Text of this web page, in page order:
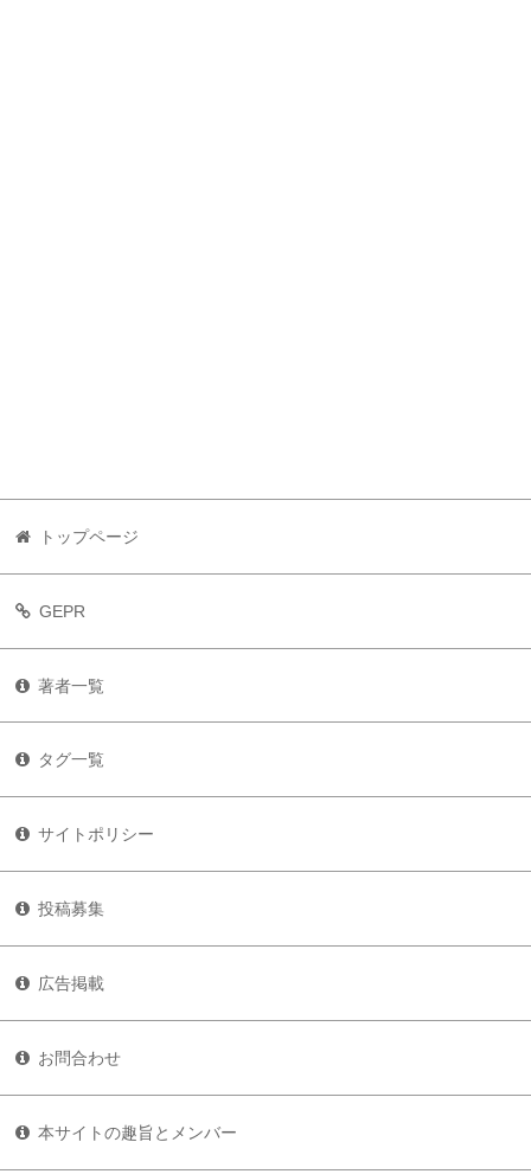
トップページ
GEPR
著者一覧
タグ一覧
サイトポリシー
投稿募集
広告掲載
お問合わせ
本サイトの趣旨とメンバー